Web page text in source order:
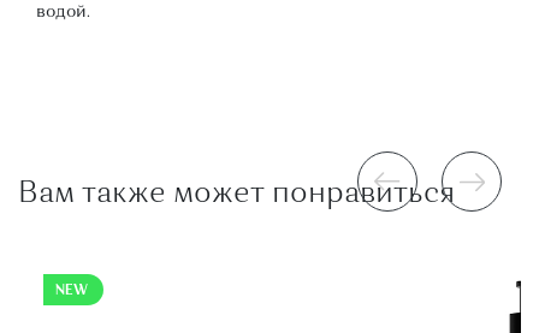
водой.
Вам также может понравиться
NEW